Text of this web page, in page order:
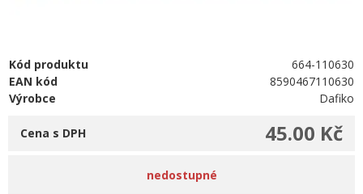
Kód produktu
664-110630
EAN kód
8590467110630
Výrobce
Dafiko
45.00 Kč
Cena s DPH
nedostupné